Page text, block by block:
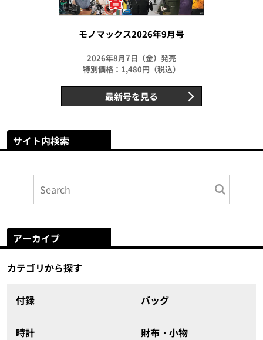
モノマックス2026年9月号
2026年8月7日（金）発売
特別価格：1,480円（税込）
最新号を見る
サイト内検索
アーカイブ
カテゴリから探す
付録 バッグ
時計 財布・小物